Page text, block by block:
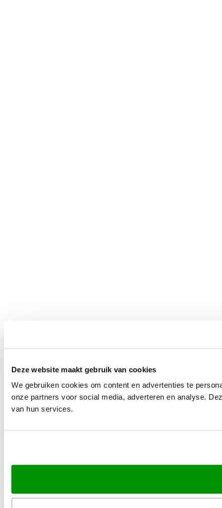
Deze website maakt gebruik van cookies
We gebruiken cookies om content en advertenties te
onze partners voor social media, adverteren en analyse.
van hun services.